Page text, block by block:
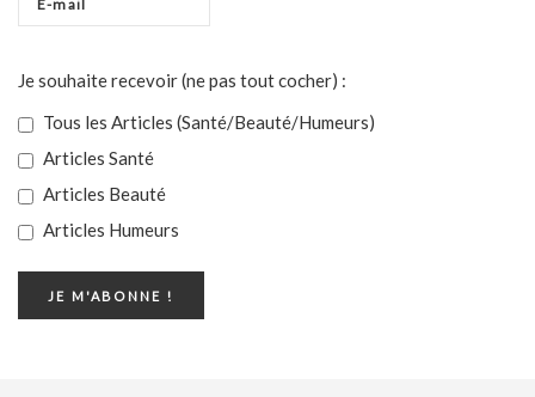
Je souhaite recevoir (ne pas tout cocher) :
Tous les Articles (Santé/Beauté/Humeurs)
Articles Santé
Articles Beauté
Articles Humeurs